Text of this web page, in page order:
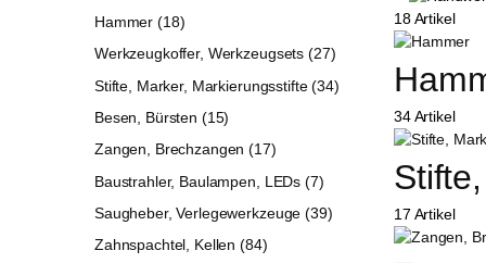
18 Artikel
34 Artikel
17 Artikel
Hammer (18)
Werkzeugkoffer, Werkzeugsets (27)
Stifte, Marker, Markierungsstifte (34)
Besen, Bürsten (15)
Zangen, Brechzangen (17)
Baustrahler, Baulampen, LEDs (7)
Saugheber, Verlegewerkzeuge (39)
Zahnspachtel, Kellen (84)